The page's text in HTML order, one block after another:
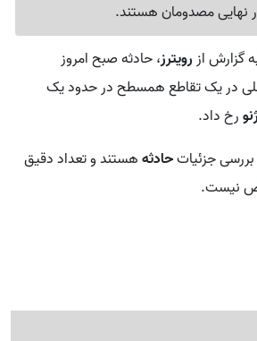
نهایی مصدومان هستند.
گزارش ازرویترز، حادثه صبح امروز
در یک تقاطع همسطح در حدود یک
رخ داد.
جزئیاتحادثههستند و تعداد دقیق
نیست.